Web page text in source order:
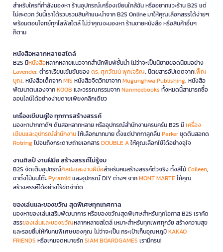
สำหรับใครที่กำลังมองหา ร้านอุปกรณ์เครื่องเขียนใกล้ฉัน หรืออยากแวะร้าน B2S แต่
ไม่สะดวก วันนี้เราได้รวบรวมสินค้าแนะนำจาก B2S Online มาให้คุณเลือกสรรได้ง่ายๆ
พร้อมตอบโจทย์ทุกไลฟ์สไตล์ ไม่ว่าคุณจะมองหา ร้านขายหนังสือ หรือสินค้าอื่นๆ
ก็ตาม
หนังสือหลากหลายสไตล์
B2S มีหนังสือหลากหลายแนวจากสำนักพิมพ์ชั้นนำ ไม่ว่าจะเป็นนิยายยอดนิยมอย่าง
Lavender, ตำราเรียนเข้มข้นของดร. ศุภวัฒน์ พุกเจริญ, นิตยสารอัปเดตจากเพ็ญ
บุญ, หนังสือเด็กจากMIS หนังสือจิตวิทยาจากMugunghwa Publishing, หนังสือ
พัฒนาตนเองจากKOOB และวรรณกรรมจากNanmeebooks ทั้งหมดนี้สามารถซื้อ
ออนไลน์ได้อย่างง่ายดายเพียงคลิกเดียว
เครื่องเขียนคู่ใจ ทุกการสร้างสรรค์
มองหาปากกาดีๆ ดินสอหลากหลาย หรืออุปกรณ์สำนักงานครบครัน B2S มีเครื่อง
เขียนและอุปกรณ์สำนักงานให้เลือกมากมาย ตั้งแต่ปากกาลูกลื่นParkerชุดดินสอกด
Rotringไปจนถึงกระดาษถ่ายเอกสารDOUBLE Aให้คุณเลือกใช้ได้อย่างจุใจ
งานศิลป์ งานฝีมือ สร้างสรรค์ไม่รู้จบ
B2S จัดเต็มอุปกรณ์ศิลปะและงานฝีมือสำหรับคนสร้างสรรค์ตัวจริง ทั้งสีไม้Colleen,
ขาตั้งไม้บนโต๊ะPyramidและอุปกรณ์ DIY ต่างๆ จากMONT MARTEให้คุณ
สร้างสรรค์ได้อย่างไร้ขีดจำกัด
ของเล่นและของขวัญ สุดพิเศษทุกเทศกาล
มองหาของเล่นเสริมพัฒนาการ หรือของขวัญสุดพิเศษสำหรับทุกโอกาส B2S เราคัด
สรรของเล่นและของขวัญหลากหลายสไตล์ เหมาะสำหรับทุกเพศทุกวัย สร้างความสุข
และรอยยิ้มให้กับคนพิเศษของคุณ ไม่ว่าจะเป็น กระเป๋าเก็บอุณหภูมิKAKAO
FRIENDS หรือเกมจดหมายรักSIAM BOARDGAMES เรามีครบ!